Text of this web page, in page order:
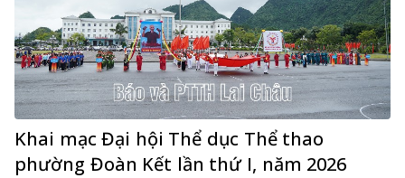
Khai mạc Đại hội Thể dục Thể thao
phường Đoàn Kết lần thứ I, năm 2026